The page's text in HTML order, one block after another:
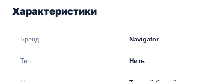
Характеристики
Бренд Navigator
Тип Нить